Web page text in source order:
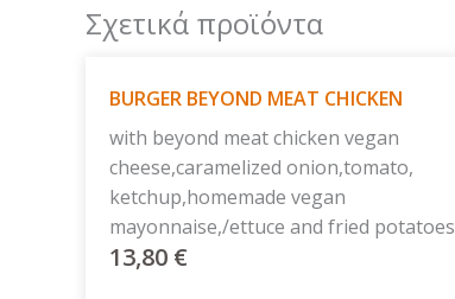
Σχετικά προϊόντα
BURGER BEYOND MEAT CHICKEN
with beyond meat chicken vegan
cheese,caramelized onion,tomato,
ketchup,homemade vegan
mayonnaise,/ettuce and fried potatoes
13,80 €